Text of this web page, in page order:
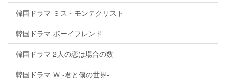
韓国ドラマ ミス・モンテクリスト
韓国ドラマ ボーイフレンド
韓国ドラマ 2人の恋は場合の数
韓国ドラマ Ｗ -君と僕の世界-